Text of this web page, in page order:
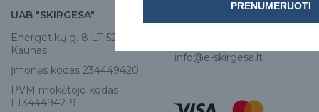
UAB "SKIRGESA"
Energetikų g. 8 LT-52461,
Kaunas
Įmonės kodas 234449420
PVM mokėtojo kodas
LT344494219
info@e-skirgesa.lt
PRENUMERUOTI